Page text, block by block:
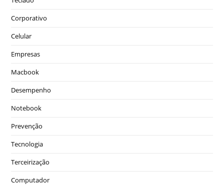
Corporativo
Celular
Empresas
Macbook
Desempenho
Notebook
Prevenção
Tecnologia
Terceirização
Computador